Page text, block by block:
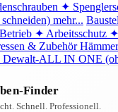
✦
mehr...
✦ Arbeitsschutz ✦
& Zubehör
Dewalt-ALL IN ONE
Finder
Schnell. Professionell.